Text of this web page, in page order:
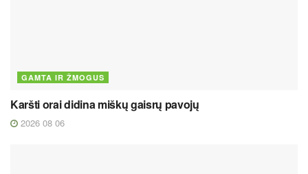
GAMTA IR ŽMOGUS
Karšti orai didina miškų gaisrų pavojų
2026 08 06